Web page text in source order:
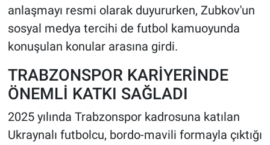
anlaşmayı resmi olarak duyururken, Zubkov'un
sosyal medya tercihi de futbol kamuoyunda
konuşulan konular arasına girdi.
TRABZONSPOR KARİYERİNDE
ÖNEMLİ KATKI SAĞLADI
2025 yılında Trabzonspor kadrosuna katılan
Ukraynalı futbolcu, bordo-mavili formayla çıktığı